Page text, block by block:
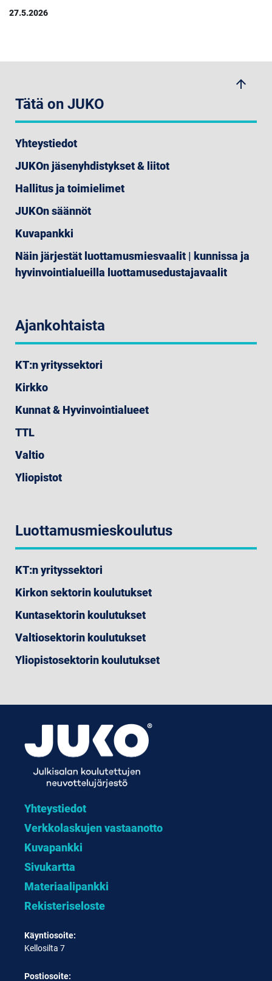
27.5.2026
arrow_upwards
Tätä on JUKO
Yhteystiedot
JUKOn jäsenyhdistykset & liitot
Hallitus ja toimielimet
JUKOn säännöt
Kuvapankki
Näin järjestät luottamusmiesvaalit | kunnissa ja
hyvinvointialueilla luottamusedustajavaalit
Ajankohtaista
KT:n yrityssektori
Kirkko
Kunnat & Hyvinvointialueet
TTL
Valtio
Yliopistot
Luottamusmieskoulutus
KT:n yrityssektori
Kirkon sektorin koulutukset
Kuntasektorin koulutukset
Valtiosektorin koulutukset
Yliopistosektorin koulutukset
Yhteystiedot
Verkkolaskujen vastaanotto
Kuvapankki
Sivukartta
Materiaalipankki
Rekisteriseloste
Käyntiosoite:
Kellosilta 7
Postiosoite: